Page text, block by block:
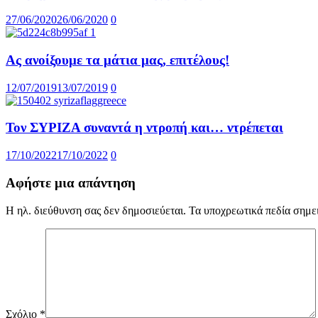
27/06/202026/06/2020 0
Ας ανοίξουμε τα μάτια μας, επιτέλους!
12/07/201913/07/2019 0
Τον ΣΥΡΙΖΑ συναντά η ντροπή και… ντρέπεται
17/10/202217/10/2022 0
Αφήστε μια απάντηση
Η ηλ. διεύθυνση σας δεν δημοσιεύεται. Τα υποχρεωτικά πεδία
Σχόλιο *